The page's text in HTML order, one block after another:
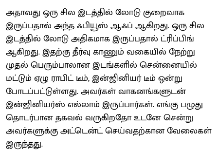
அதாவது ஒரு சில இடத்தில் லோடு குறைவாக
இருப்பதால் அந்த ஃபியூஸ் ஆஃப் ஆகிறது. ஒரு சில
இடத்தில் லோடு அதிகமாக இருப்பதால் ட்ரிப்பிங்
ஆகிறது. இதற்கு தீர்வு காணும் வகையில் நேற்று
முதல் பெரும்பாலான இடங்களில் சென்னையில்
மட்டும் ஏழு ராபிட் டீம், இன்ஜினியர் டீம் ஒன்று
போடப்பட்டுள்ளது. அவர்கள் வாகனங்களுடன்
இன்ஜினியர்ஸ் எல்லாம் இருப்பார்கள். எங்கு பழுது
தொடர்பான தகவல் வருகிறதோ உடனே சென்று
அவர்களுக்கு அட்டென்ட் செய்வதற்கான வேலைகள்
இருந்தது.